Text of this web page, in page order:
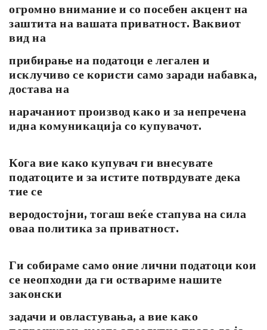
огромно внимание и со посебен акцент на
заштита на вашата приватност. Ваквиот
вид на
прибирање на податоци е легален и
исклучиво се користи само заради набавка,
достава на
нарачаниот производ како и за непречена
идна комуникација со купувачот.
Кога вие како купувач ги внесувате
податоците и за истите потврдувате дека
тие се
веродостојни, тогаш веќе стапува на сила
оваа политика за приватност.
Ги собираме само оние лични податоци кои
се неопходни да ги оствариме нашите
законски
задачи и овластувања, а вие како